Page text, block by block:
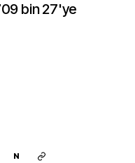
bin 27'ye
N